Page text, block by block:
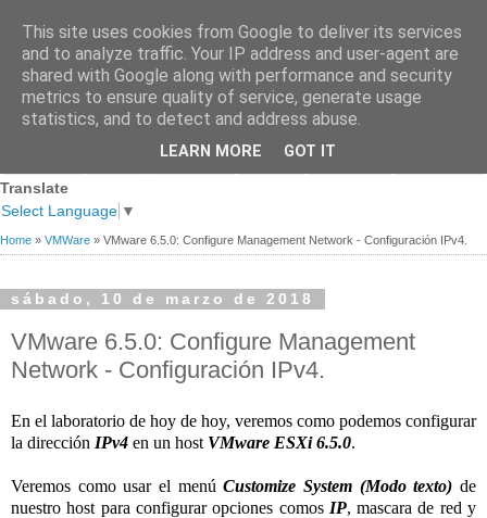
Premios
Links de
Contacto
Translate
Select Language ▼
Home » VMWare » VMware 6.5.0: Configure Management Network - Configuración IPv4.
sábado, 10 de marzo de 2018
VMware 6.5.0: Configure Management
Network - Configuración IPv4.
En el laboratorio de hoy de hoy, veremos como podemos configurar
la dirección IPv4 en un host VMware ESXi 6.5.0.
Veremos como usar el menúCustomize System (Modo texto) de
nuestro host para configurar opciones comos IP, mascara de red y
This site uses cookies from Google to deliver its services
and to analyze traffic. Your IP address and user-agent are
shared with Google along with performance and security
metrics to ensure quality of service, generate usage
statistics, and to detect and address abuse.
LEARN MORE GOT IT